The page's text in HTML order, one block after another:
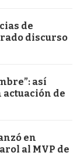
de
discurso
así
de
en
al MVP de